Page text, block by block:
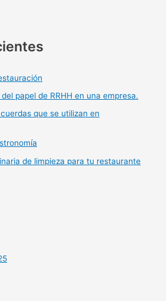
papel de RRHH en una empresa.
que se utilizan en
de limpieza para tu restaurante